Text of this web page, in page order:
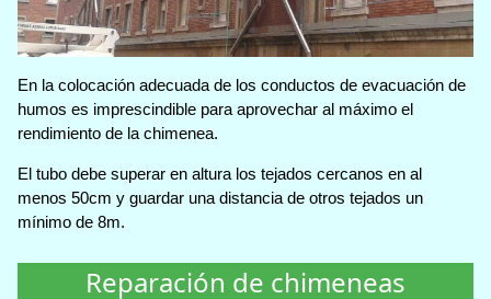
En la colocación adecuada de los conductos de evacuación de
humos es imprescindible para aprovechar al máximo el
rendimiento de la chimenea.
El tubo debe superar en altura los tejados cercanos en al
menos 50cm y guardar una distancia de otros tejados un
mínimo de 8m.
Reparación de chimeneas